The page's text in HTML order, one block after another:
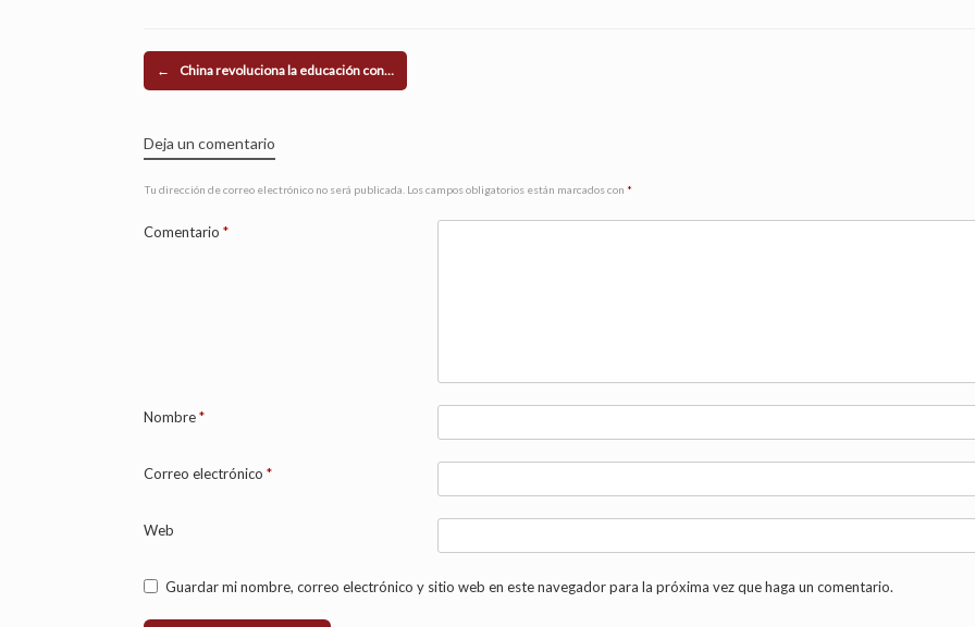
Navegador de artículos
← China revoluciona la educación con…
Deja un comentario
Tu dirección de correo electrónico no será publicada. Los campos obligatorios están marcados con *
Comentario *
Nombre*
Correo electrónico *
Web
Guardar mi nombre, correo electrónico y sitio web en este navegador para la próxima vez que haga un comentario.